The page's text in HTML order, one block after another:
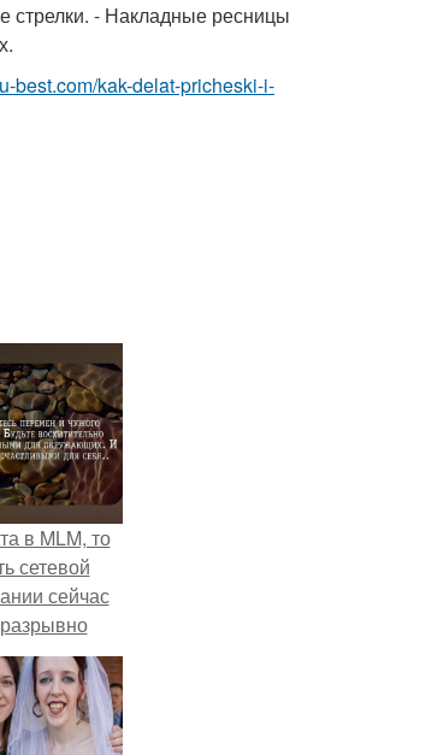
стрелки. - Накладные ресницы
best.com/kak-delat-pricheski-i-
в MLM, то
сетевой
сейчас
с создание
контента,
страницы в
сетях.